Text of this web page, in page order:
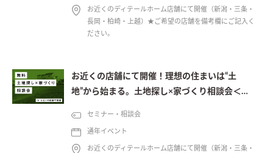
お近くのディテールホーム店舗にて開催（新潟・三条・
長岡・柏崎・上越）★ご希望の店舗を備考欄にご記入く
ださい。
お近くの店舗にて開催！理想の住まいは“土
地”から始まる。土地探し×家づくり相談会＜予
セミナー・相談会
通年イベント
お近くのディテールホーム店舗にて開催（新潟・三条・